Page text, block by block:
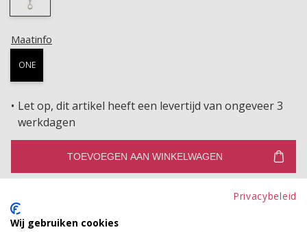
Maatinfo
ONE
Let op, dit artikel heeft een levertijd van ongeveer 3
werkdagen
TOEVOEGEN AAN WINKELWAGEN
Privacybeleid
Wij gebruiken cookies